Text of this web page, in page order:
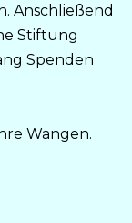
Anschließend
Stiftung
Spenden
Wangen.